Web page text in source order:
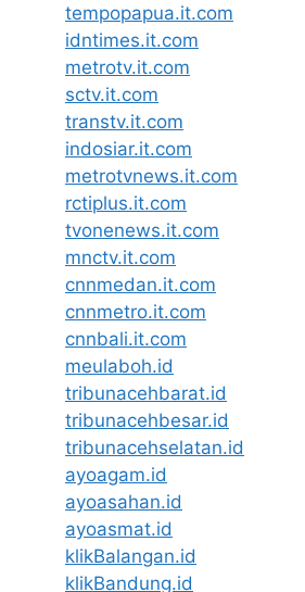
tempopapua.it.com
idntimes.it.com
metrotv.it.com
sctv.it.com
transtv.it.com
indosiar.it.com
metrotvnews.it.com
rctiplus.it.com
tvonenews.it.com
mnctv.it.com
cnnmedan.it.com
cnnmetro.it.com
cnnbali.it.com
meulaboh.id
tribunacehbarat.id
tribunacehbesar.id
tribunacehselatan.id
ayoagam.id
ayoasahan.id
ayoasmat.id
klikBalangan.id
klikBandung.id